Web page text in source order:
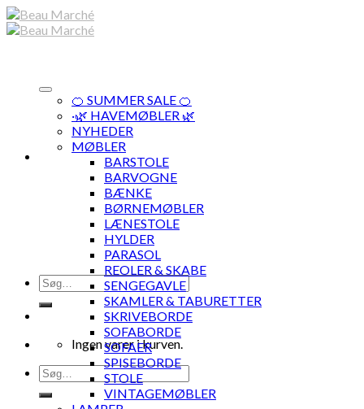
Skip
to
Søg
efter:
Ingen varer i kurven.
Søg
efter:
🍊 SUMMER SALE 🍊
·🌿 HAVEMØBLER 🌿
NYHEDER
MØBLER
BARSTOLE
BARVOGNE
BÆNKE
BØRNEMØBLER
LÆNESTOLE
HYLDER
PARASOL
REOLER & SKABE
SENGEGAVLE
SKAMLER & TABURETTER
SKRIVEBORDE
SOFABORDE
SOFAER
SPISEBORDE
STOLE
VINTAGEMØBLER